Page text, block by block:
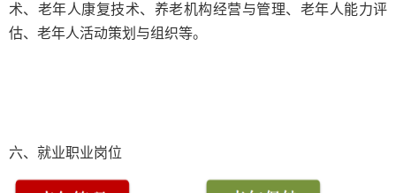
术、老年人康复技术、养老机构经营与管理、老年人能力评
估、老年人活动策划与组织等。
六、就业职业岗位